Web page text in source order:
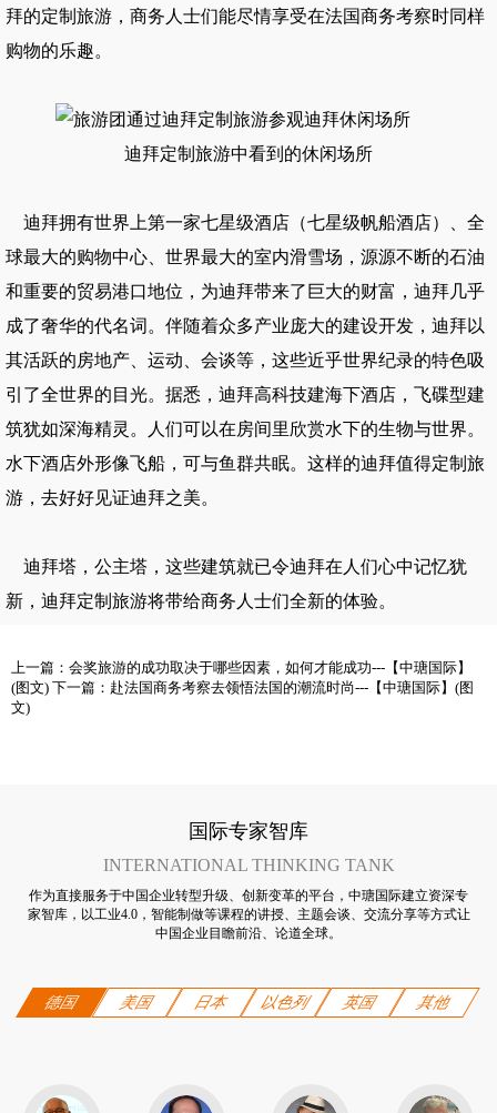
拜的定制旅游，商务人士们能尽情享受在法国商务考察时同样
购物的乐趣。
迪拜定制旅游中看到的休闲场所
迪拜拥有世界上第一家七星级酒店（七星级帆船酒店）、全
球最大的购物中心、世界最大的室内滑雪场，源源不断的石油
和重要的贸易港口地位，为迪拜带来了巨大的财富，迪拜几乎
成了奢华的代名词。伴随着众多产业庞大的建设开发，迪拜以
其活跃的房地产、运动、会谈等，这些近乎世界纪录的特色吸
引了全世界的目光。据悉，迪拜高科技建海下酒店，飞碟型建
筑犹如深海精灵。人们可以在房间里欣赏水下的生物与世界。
水下酒店外形像飞船，可与鱼群共眠。这样的迪拜值得定制旅
游，去好好见证迪拜之美。
迪拜塔，公主塔，这些建筑就已令迪拜在人们心中记忆犹
新，迪拜定制旅游将带给商务人士们全新的体验。
上一篇： 会奖旅游的成功取决于哪些因素，如何才能成功---【中瑭国际】
(图文) 下一篇： 赴法国商务考察去领悟法国的潮流时尚---【中瑭国际】(图
文)
国际专家智库
INTERNATIONAL THINKING TANK
作为直接服务于中国企业转型升级、创新变革的平台，中瑭国际建立资深专
家智库，以工业4.0，智能制做等课程的讲授、主题会谈、交流分享等方式让
中国企业目瞻前沿、论道全球。
德国 美国 日本 以色列 英国 其他